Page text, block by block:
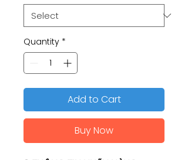
Quantity *
Add to Cart
Buy Now